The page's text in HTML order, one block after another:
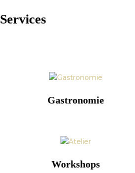
Services
Gastronomie
Workshops